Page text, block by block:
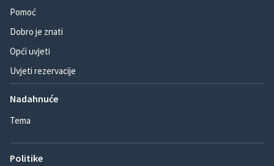
Pomoć
Dobro je znati
Opći uvjeti
Uvjeti rezervacije
Nadahnuće
Tema
Politike